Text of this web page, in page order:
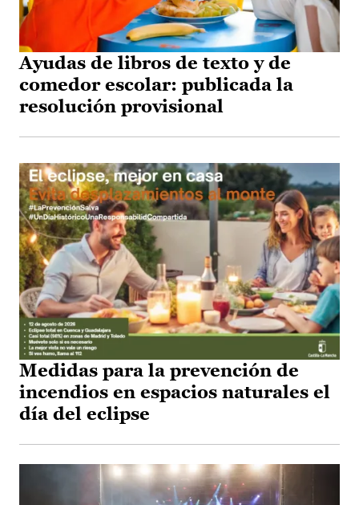
Ayudas de libros de texto y de
comedor escolar: publicada la
resolución provisional
Medidas para la prevención de
incendios en espacios naturales el
día del eclipse